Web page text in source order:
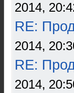
2014,
RE:
2014,
RE:
2014,